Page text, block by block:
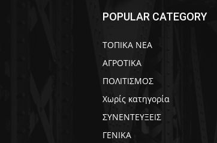
POPULAR CATEGORY
ΤΟΠΙΚΑ ΝΕΑ
ΑΓΡΟΤΙΚΑ
ΠΟΛΙΤΙΣΜΟΣ
Χωρίς κατηγορία
ΣΥΝΕΝΤΕΥΞΕΙΣ
ΓΕΝΙΚΑ